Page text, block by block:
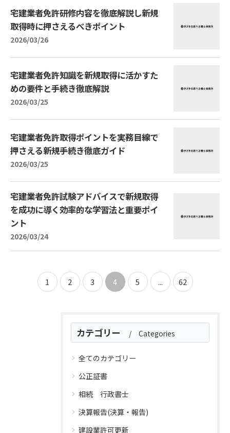
宅建業者免許研修内容を徹底解説し新規
取得時に押さえるべきポイント
2026/03/26
宅建業者免許知識を新規取得に活かすた
めの要件と手続き徹底解説
2026/03/25
宅建業者免許取得ポイントを実務目線で
押さえる新規手続き徹底ガイド
2026/03/25
宅建業者免許試験アドバイスで新規取得
を成功に導く効率的な学習法と重要ポイ
ント
2026/03/24
1 2 3 4 5 ... 62
カテゴリー Categories
全てのカテゴリー
公正証書
相続 行政書士
決算報告(決算・報告)
建設業許可更新